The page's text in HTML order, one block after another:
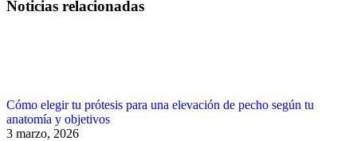
Noticias relacionadas
Cómo elegir tu prótesis para una elevación de pecho según tu
anatomía y objetivos
3 marzo, 2026